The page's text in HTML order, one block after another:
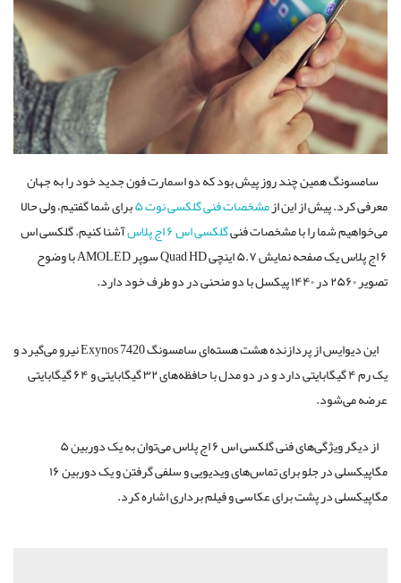
سامسونگ همین چند روز پیش بود که دو اسمارت فون جدید خود را به جهان
معرفی کرد. پیش از این ازمشخصات فنی گلکسی نوت ۵ برای شما گفتیم، ولی حالا
می‌خواهیم شما را با مشخصات فنیگلکسی اس ۶ اج پلاس
آشنا کنیم. گلکسی اس
۶ اج پلاس یک صفحه نمایش ۵.۷ اینچی Quad HD سوپر AMOLED با وضوح
تصویر ۲۵۶۰ در ۱۴۴۰ پیکسل با دو منحنی در دو طرف خود دارد.
این دیوایس از پردازنده هشت هسته‌ای سامسونگ Exynos 7420 نیرو می‌گیرد و
یک رم ۴ گیگابایتی دارد و در دو مدل با حافظه‌های ۳۲ گیگابایتی و ۶۴ گیگابایتی
عرضه می‌شود.
از دیگر ویژگی‌های فنی گلکسی اس ۶ اج پلاس می‌توان به یک دوربین ۵
مگاپیکسلی در جلو برای تماس‌های ویدیویی و سلفی گرفتن و یک دوربین ۱۶
مگاپیکسلی در پشت برای عکاسی و فیلم برداری اشاره کرد.